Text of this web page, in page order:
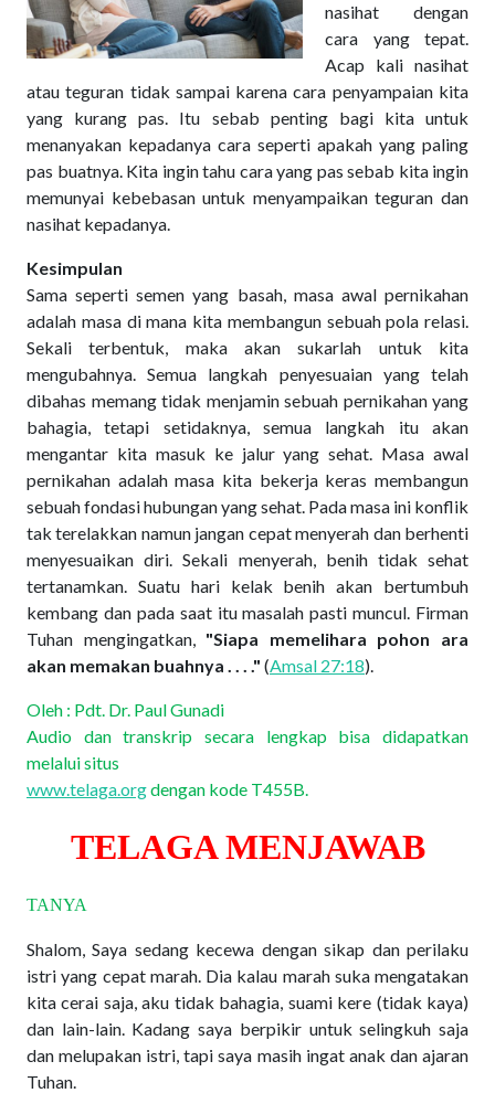
nasihat dengan
cara yang tepat.
Acap kali nasihat
atau teguran tidak sampai karena cara penyampaian kita
yang kurang pas. Itu sebab penting bagi kita untuk
menanyakan kepadanya cara seperti apakah yang paling
pas buatnya. Kita ingin tahu cara yang pas sebab kita ingin
memunyai kebebasan untuk menyampaikan teguran dan
nasihat kepadanya.
Kesimpulan
Sama seperti semen yang basah, masa awal pernikahan
adalah masa di mana kita membangun sebuah pola relasi.
Sekali terbentuk, maka akan sukarlah untuk kita
mengubahnya. Semua langkah penyesuaian yang telah
dibahas memang tidak menjamin sebuah pernikahan yang
bahagia, tetapi setidaknya, semua langkah itu akan
mengantar kita masuk ke jalur yang sehat. Masa awal
pernikahan adalah masa kita bekerja keras membangun
sebuah fondasi hubungan yang sehat. Pada masa ini konflik
tak terelakkan namun jangan cepat menyerah dan berhenti
menyesuaikan diri. Sekali menyerah, benih tidak sehat
tertanamkan. Suatu hari kelak benih akan bertumbuh
kembang dan pada saat itu masalah pasti muncul. Firman
Tuhan mengingatkan, "Siapa memelihara pohon ara
akan memakan buahnya . . . ." (Amsal 27:18).
Oleh : Pdt. Dr. Paul Gunadi
Audio dan transkrip secara lengkap bisa didapatkan
melalui situs
www.telaga.orgdengan kode T455B.
TELAGA MENJAWAB
TANYA
Shalom, Saya sedang kecewa dengan sikap dan perilaku
istri yang cepat marah. Dia kalau marah suka mengatakan
kita cerai saja, aku tidak bahagia, suami kere (tidak kaya)
dan lain-lain. Kadang saya berpikir untuk selingkuh saja
dan melupakan istri, tapi saya masih ingat anak dan ajaran
Tuhan.